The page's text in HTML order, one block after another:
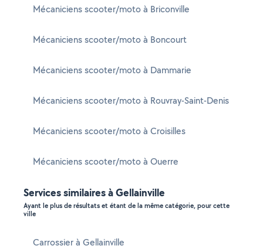
Mécaniciens scooter/moto à Briconville
Mécaniciens scooter/moto à Boncourt
Mécaniciens scooter/moto à Dammarie
Mécaniciens scooter/moto à Rouvray-Saint-Denis
Mécaniciens scooter/moto à Croisilles
Mécaniciens scooter/moto à Ouerre
Services similaires à Gellainville
Ayant le plus de résultats et étant de la même catégorie, pour cette
ville
Carrossier à Gellainville